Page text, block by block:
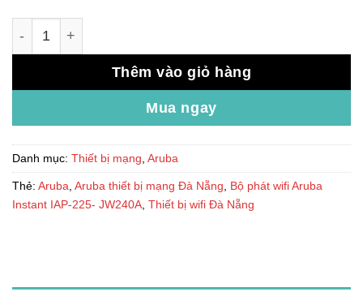
Bộ phát wifi Aruba Instant IAP-225- JW240A số lượng
Thêm vào giỏ hàng
Mua ngay
Danh mục: Thiết bị mạng, Aruba
Thẻ: Aruba, Aruba thiết bị mạng Đà Nẵng, Bộ phát wifi Aruba
Instant IAP-225- JW240A, Thiết bị wifi Đà Nẵng